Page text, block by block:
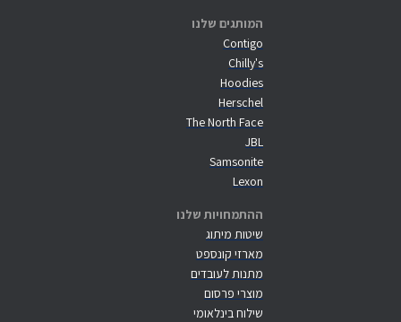
המותגים שלנו
Contigo
Chilly's
Hoodies
Herschel
The North Face
JBL
Samsonite
Lexon
ההתמחויות שלנו
שיטות מיתוג
מארזי קונספט
מתנות לעובדים
מוצרי פרסום
שילוח בינלאומי